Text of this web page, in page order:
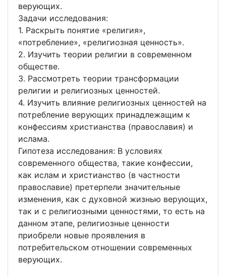
верующих.
Задачи исследования:
1. Раскрыть понятие «религия»,
«потребление», «религиозная ценность».
2. Изучить теории религии в современном
обществе.
3. Рассмотреть теории трансформации
религии и религиозных ценностей.
4. Изучить влияние религиозных ценностей на
потребление верующих принадлежащим к
конфессиям христианства (православия) и
ислама.
Гипотеза исследования: В условиях
современного общества, такие конфессии,
как ислам и христианство (в частности
православие) претерпели значительные
изменения, как с духовной жизнью верующих,
так и с религиозными ценностями, то есть на
данном этапе, религиозные ценности
приобрели новые проявления в
потребительском отношении современных
верующих.